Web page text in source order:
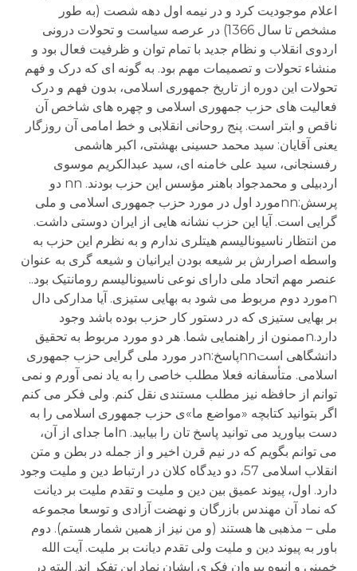
اعلام موجودیت کرد و در نیمه اول دهه شصت (به طور
مشخص تا سال 1366) در عرصه سیاست و تحولات درونی
اردوی انقلاب و نظام جدید با تمام توان و ظرفیت فعال بود و
منشاء تحولات و تصمیمات مهم بود. به گونه ای که درک و فهم
تحولات این دوره از تاریخ جمهوری اسلامی، بدون فهم و درک
فعالیت های حزب جمهوری اسلامی و چهره های شاخص آن
ناقص و ابتر است. پنج روحانی انقلابی و خط امامی آن روزگار
یعنی آقایان: سید محمد حسینی بهشتی، اکبر هاشمی
رفسنجانی، سید علی خامنه ای، سید عبدالکریم موسوی
اردبیلی و محمدجواد باهنر مؤسس این حزب بودند. nn دو
پرسش:nnمورد اول در مورد حزب جمهوری اسلامی و ملی
گرایی است. آیا این حزب نشانه هایی از ایران دوستی داشت.
من انتظار ناسیونالیسم هیتلری ندارم و به نظرم این حزب به
واسطه اصرارش بر شیعه بودن ایرانیان و شیعه گری به عنوان
عنصر مهم اتحاد ملی دارای نوعی ناسیونالیسم رومانتیک بود..
nمورد دوم مربوط می شود به بهایی ستیزی. آیا مدارکی دال
بر بهایی ستیزی که در دستور کار حزب بوده باشد وجود
دارد.nممنون از راهنمایی شما. هر دو مورد مربوط به تحقیق
دانشگاهی استnnپاسخ:nدر مورد ملی گرایی حزب جمهوری
اسلامی. متأسفانه فعلا مطلب خاصی را به یاد نمی آورم و نمی
توانم از حافظه نیز مطلب مستندی نقل کنم. ولی فکر می کنم
اگر بتوانید کتابچه «مواضع ما»ی حزب جمهوری اسلامی را به
دست بیاورید می توانید پاسخ تان را بیابید. nاما جدای از آن،
می توانم بگویم که در نیم قرن اخیر و از جمله در بطن و متن
انقلاب اسلامی 57، دو دیدگاه کلان در ارتباط دین و ملیت وجود
دارد. اول، پیوند عمیق بین دین و ملیت و تقدم ملیت بر دیانت
که نماد آن مهندس بازرگان و نهضت آزادی و توسعا مجموعه
ملی – مذهبی ها هستند (و من نیز از همین شمار هستم). دوم
باور به پیوند دین و ملیت ولی تقدم دیانت بر ملیت. آیت الله
خمینی و انبوه پیروان فکری ایشان نماد این تفکر اند. البته در